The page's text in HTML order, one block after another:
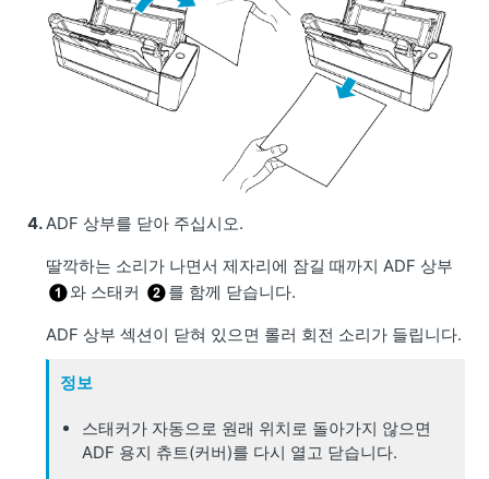
ADF 상부를 닫아 주십시오.
딸깍하는 소리가 나면서 제자리에 잠길 때까지 ADF 상부
와 스태커
를 함께 닫습니다.
ADF 상부 섹션이 닫혀 있으면 롤러 회전 소리가 들립니다.
정보
스태커가 자동으로 원래 위치로 돌아가지 않으면
ADF 용지 츄트(커버)를 다시 열고 닫습니다.